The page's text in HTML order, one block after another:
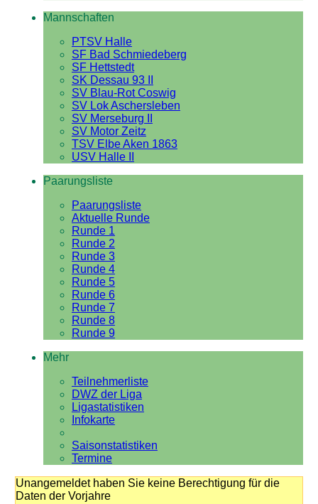
Mannschaften
PTSV Halle
SF Bad Schmiedeberg
SF Hettstedt
SK Dessau 93 II
SV Blau-Rot Coswig
SV Lok Aschersleben
SV Merseburg II
SV Motor Zeitz
TSV Elbe Aken 1863
USV Halle II
Paarungsliste
Paarungsliste
Aktuelle Runde
Runde 1
Runde 2
Runde 3
Runde 4
Runde 5
Runde 6
Runde 7
Runde 8
Runde 9
Mehr
Teilnehmerliste
DWZ der Liga
Ligastatistiken
Infokarte
Saisonstatistiken
Termine
Unangemeldet haben Sie keine Berechtigung für die
Daten der Vorjahre